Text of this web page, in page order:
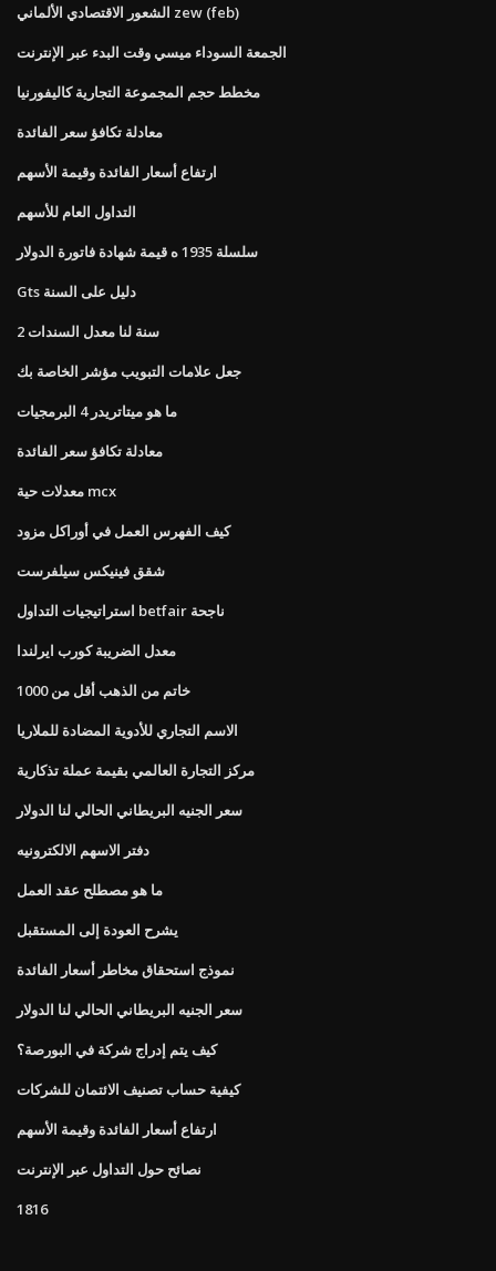
الشعور الاقتصادي الألماني zew (feb)
الجمعة السوداء ميسي وقت البدء عبر الإنترنت
مخطط حجم المجموعة التجارية كاليفورنيا
معادلة تكافؤ سعر الفائدة
ارتفاع أسعار الفائدة وقيمة الأسهم
التداول العام للأسهم
سلسلة 1935 ه قيمة شهادة فاتورة الدولار
Gts دليل على السنة
2 سنة لنا معدل السندات
جعل علامات التبويب مؤشر الخاصة بك
ما هو ميتاتريدر 4 البرمجيات
معادلة تكافؤ سعر الفائدة
معدلات حية mcx
كيف الفهرس العمل في أوراكل مزود
شقق فينيكس سيلفرست
استراتيجيات التداول betfair ناجحة
معدل الضريبة كورب ايرلندا
خاتم من الذهب أقل من 1000
الاسم التجاري للأدوية المضادة للملاريا
مركز التجارة العالمي بقيمة عملة تذكارية
سعر الجنيه البريطاني الحالي لنا الدولار
دفتر الاسهم الالكترونيه
ما هو مصطلح عقد العمل
يشرح العودة إلى المستقبل
نموذج استحقاق مخاطر أسعار الفائدة
سعر الجنيه البريطاني الحالي لنا الدولار
كيف يتم إدراج شركة في البورصة؟
كيفية حساب تصنيف الائتمان للشركات
ارتفاع أسعار الفائدة وقيمة الأسهم
نصائح حول التداول عبر الإنترنت
1816